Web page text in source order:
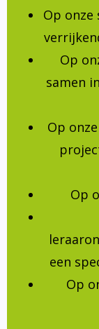
Op
Op
samen
Op
Op
een
Op